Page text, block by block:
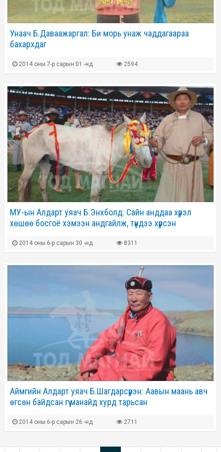
Унаач Б.Даваажаргал: Би морь унаж чаддагаараа
бахархдаг
2014 оны 7-р сарын 01 -нд 2594
МУ-ын Алдарт уяач Б.Энхболд: Сайн анддаа хүрэл
хөшөө босгоё хэмээн андгайлж, түүндээ хүрсэн
2014 оны 6-р сарын 30 -нд 8311
Аймгийн Алдарт уяач Б.Шагдарсүрэн: Аавын маань авч
өгсөн байдсан гүү манайд хурд тарьсан
2014 оны 6-р сарын 26 -нд 2711